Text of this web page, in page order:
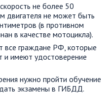
не более 50
двигателя не может быть
(в противном
в качестве мотоцикла).
все граждане РФ, которые
и имеют удостоверение
нужно пройти обучение
экзамены в ГИБДД.